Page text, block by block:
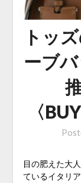
トッ
ーブ
〈
目の肥えた大
ているイタリ